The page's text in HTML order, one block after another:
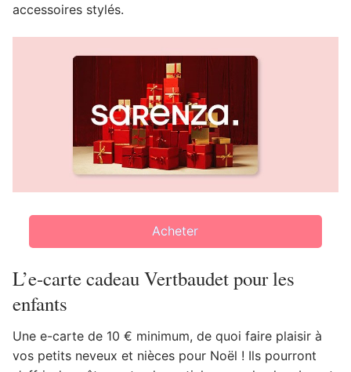
accessoires stylés.
Acheter
L’e-carte cadeau Vertbaudet pour les
enfants
Une e-carte de 10 € minimum, de quoi faire plaisir à
vos petits neveux et nièces pour Noël ! Ils pourront